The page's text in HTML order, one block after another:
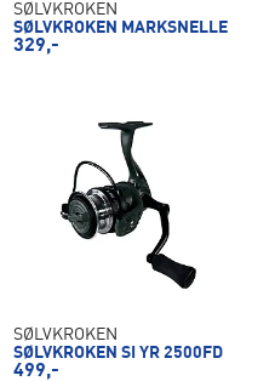
SØLVKROKEN
SØLVKROKEN MARKSNELLE
329,-
SØLVKROKEN
SØLVKROKEN SI YR 2500FD
499,-